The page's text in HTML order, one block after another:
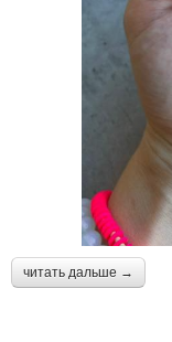
читать дальше →